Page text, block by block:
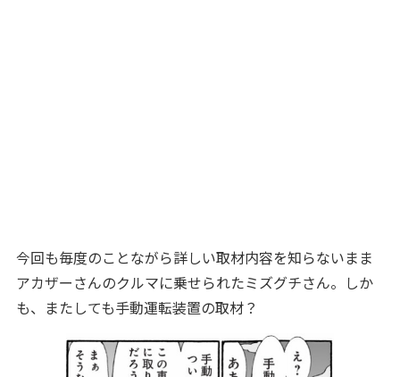
今回も毎度のことながら詳しい取材内容を知らないまま
アカザーさんのクルマに乗せられたミズグチさん。しか
も、またしても手動運転装置の取材？